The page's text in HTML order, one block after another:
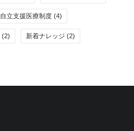
自立支援医療制度 (4)
(2) 新着ナレッジ (2)